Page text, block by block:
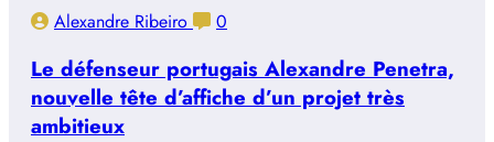
Alexandre Ribeiro 0
Le défenseur portugais Alexandre Penetra,
nouvelle tête d’affiche d’un projet très
ambitieux